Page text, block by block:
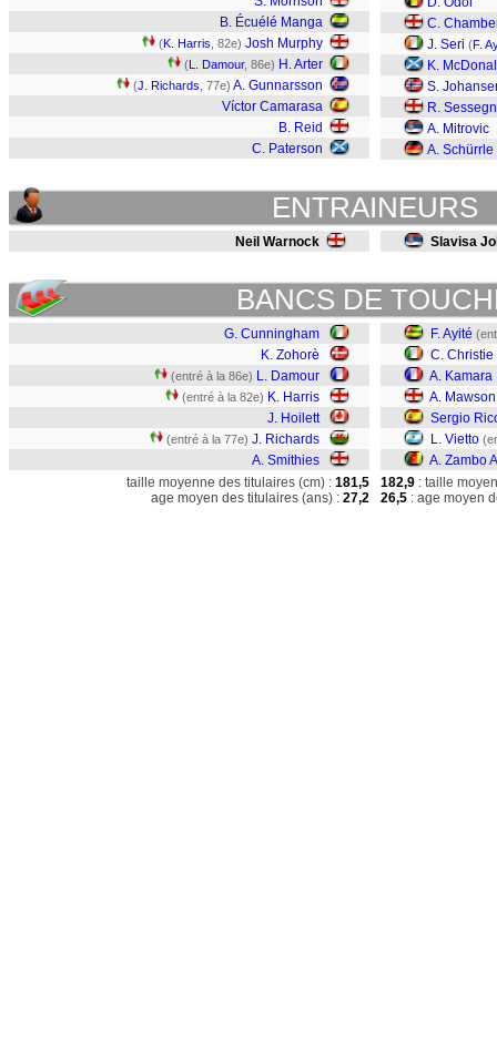
B. Écuélé Manga
(K. Harris , 82e) Josh Murphy
(L. Damour, 86e) H. Arter
(J. Richards , 77e) A. Gunnarsson
Víctor Camarasa
B. Reid
C. Paterson
C.
J. Seri (F.
K.
S.
R.
A. Mitrovic
A. Schürrle
ENTRAINEURS
Neil Warnock Slavisa
BANCS DE
G. Cunningham
K. Zohorè
(entré à la 86e) L. Damour
(entré à la 82e) K. Harris
J. Hoilett
(entré à la 77e) J. Richards
A. Smithies
F. Ayité
C. Christie
A. Kamara
A. Mawson
Sergio
L. Vietto
A. Zambo
taille moyenne des titulaires (cm) : 181,5
age moyen des titulaires (ans) : 27,2
182,9 : taille
26,5 : age moyen